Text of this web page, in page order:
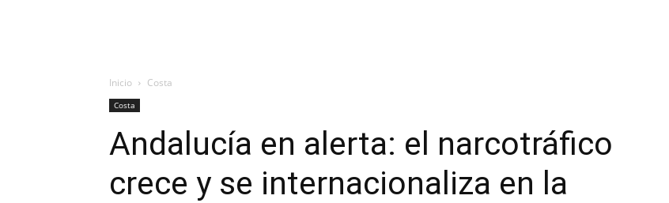
Inicio Costa
Costa
Andalucía en alerta: el narcotráfico
crece y se internacionaliza en la